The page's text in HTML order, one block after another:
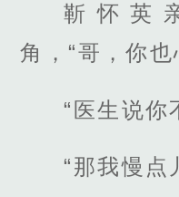
靳怀英
角，“哥，你
“医生说你
“那我慢